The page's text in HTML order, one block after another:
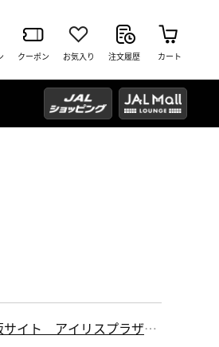
クーポン お気入り 注文履歴 カート
サイト アイリスプラザ